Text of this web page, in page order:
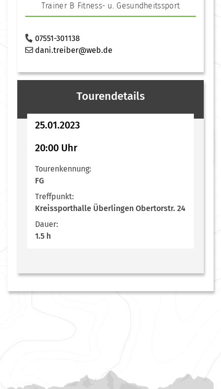
Trainer B Fitness- u. Gesundheitssport
07551-301138
dani.treiber@web.de
Tourendetails
25.01.2023
20:00 Uhr
Tourenkennung:
FG
Treffpunkt:
Kreissporthalle Überlingen Obertorstr. 24
Dauer:
1.5 h